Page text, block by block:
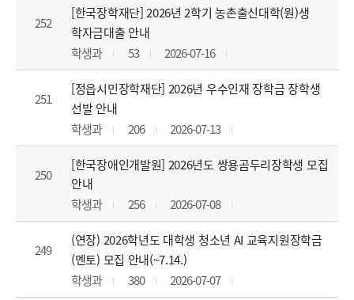
252
[한국장학재단] 2026년 2학기 농촌출신대학(원)생
학자금대출 안내
학생과
53 2026-07-16
251
[정읍시민장학재단] 2026년 우수인재 장학금 장학생
선발 안내
학생과
206 2026-07-13
250
[한국장애인개발원] 2026년도 쌍용곰두리장학생 모집
안내
학생과
256 2026-07-08
249
(연장) 2026학년도 대학생 청소년 AI 교육지원장학금
(멘토) 모집 안내(~7.14.)
학생과
380 2026-07-07